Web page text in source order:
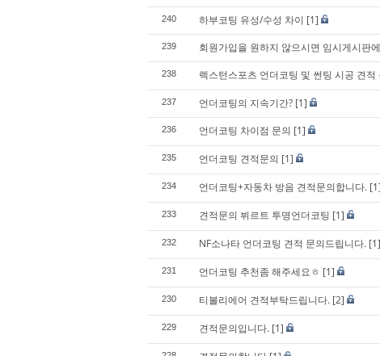
240 하부코팅 유성/수성 차이 [1]
239 회원가입을 원하지 않으시면 임시게시판
238 렉스턴스포츠 언더코팅 및 썬팅 시공 견적
237 언더코팅의 지속기간? [1]
236 언더코팅 차이점 문의 [1]
235 언더코팅 견적문의 [1]
234 언더코팅+자동차 방음 견적문의합니다. [1]
233 견적문의 뷔르트 투명언더코팅 [1]
232 NF소나타 언더코팅 견적 문의드립니다. [1]
231 언더코팅 추천좀 해주세요ㅎ [1]
230 티볼리에어 견적부탁드립니다. [2]
229 견적문의입니다. [1]